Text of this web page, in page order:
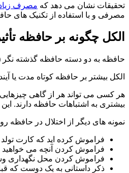
تحقیقات نشان می دهد که مصرف
مصرفی و با استفاده از تکنیک های
الکل چگونه بر حافظه
حافظه به دو دسته حافظه گذشته نگر
الکل بیشتر بر حافظه کوتاه مدت یا
هر کسی می تواند هر از گاهی
بیشتری به اشتباهات حافظه دارند.
نمونه های دیگر از اختلال در حافظه
فراموش کرده اید که کارت تولد
فراموش کردن آنچه می خواهید
فراموش کردن محل نگهداری
ذکر داستانی به یک دوست که